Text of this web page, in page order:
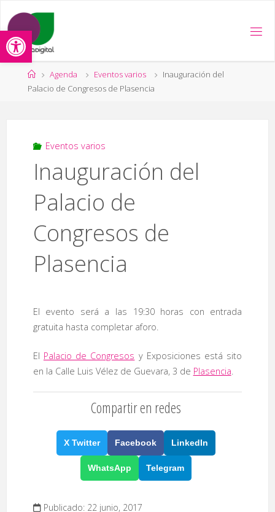
Abrir barra de herramientas
contenido
Página
de
Agenda Eventos varios
Inauguración del
Palacio de Congresos de Plasencia
Eventos varios
Inauguración del
Palacio de
Congresos de
Plasencia
El evento será a las 19:30 horas con entrada
gratuita hasta completar aforo.
El Palacio de Congresos y Exposiciones está sito
en la Calle Luis Vélez de Guevara, 3 de Plasencia
Compartir en redes
X Twitter Facebook LinkedIn
WhatsApp Telegram
Publicado: 22 junio, 2017